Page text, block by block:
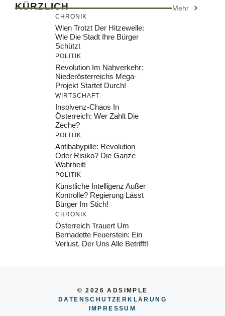
KÜRZLICH Mehr
CHRONIK
Wien Trotzt Der Hitzewelle:
Wie Die Stadt Ihre Bürger
Schützt
POLITIK
Revolution Im Nahverkehr:
Niederösterreichs Mega-
Projekt Startet Durch!
WIRTSCHAFT
Insolvenz-Chaos In
Österreich: Wer Zahlt Die
Zeche?
POLITIK
Antibabypille: Revolution
Oder Risiko? Die Ganze
Wahrheit!
POLITIK
Künstliche Intelligenz Außer
Kontrolle? Regierung Lässt
Bürger Im Stich!
CHRONIK
Österreich Trauert Um
Bernadette Feuerstein: Ein
Verlust, Der Uns Alle Betrifft!
© 2026 ADSIMPLE
DATENSCHUTZERKLÄRUNG
IMPRESSU M